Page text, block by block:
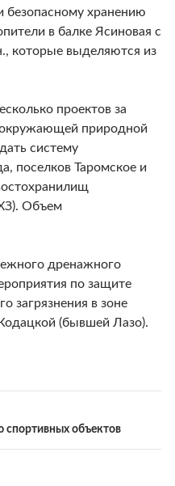
безопасному хранению
в балке Ясиновая с
которые выделяются из
проектов за
природной
систему
поселков Таромское и
Объем
дренажного
по защите
загрязнения в зоне
(бывшей Лазо).
спортивных объектов